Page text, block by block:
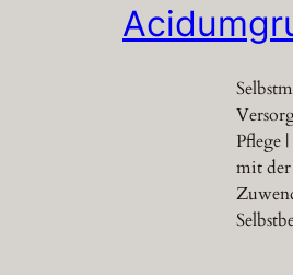
Pflege
mit